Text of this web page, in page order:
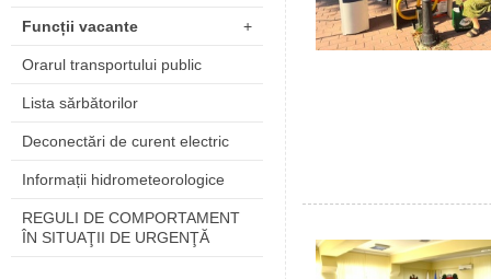
Funcții vacante +
Orarul transportului public
Lista sărbătorilor
Deconectări de curent electric
Informații hidrometeorologice
REGULI DE COMPORTAMENT
ÎN SITUAŢII DE URGENŢĂ